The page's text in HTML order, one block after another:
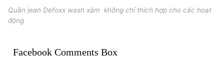
Quần jean Defoxx wash xám không chỉ thích hợp cho các hoạt
động
Facebook Comments Box